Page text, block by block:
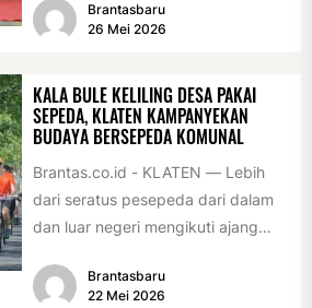
Rumah Tidak Layak Huni...
Brantasbaru
26 Mei 2026
KALA BULE KELILING DESA PAKAI
SEPEDA, KLATEN KAMPANYEKAN
BUDAYA BERSEPEDA KOMUNAL
Brantas.co.id - KLATEN — Lebih
dari seratus pesepeda dari dalam
dan luar negeri mengikuti ajang
Association Rally...
Brantasbaru
22 Mei 2026